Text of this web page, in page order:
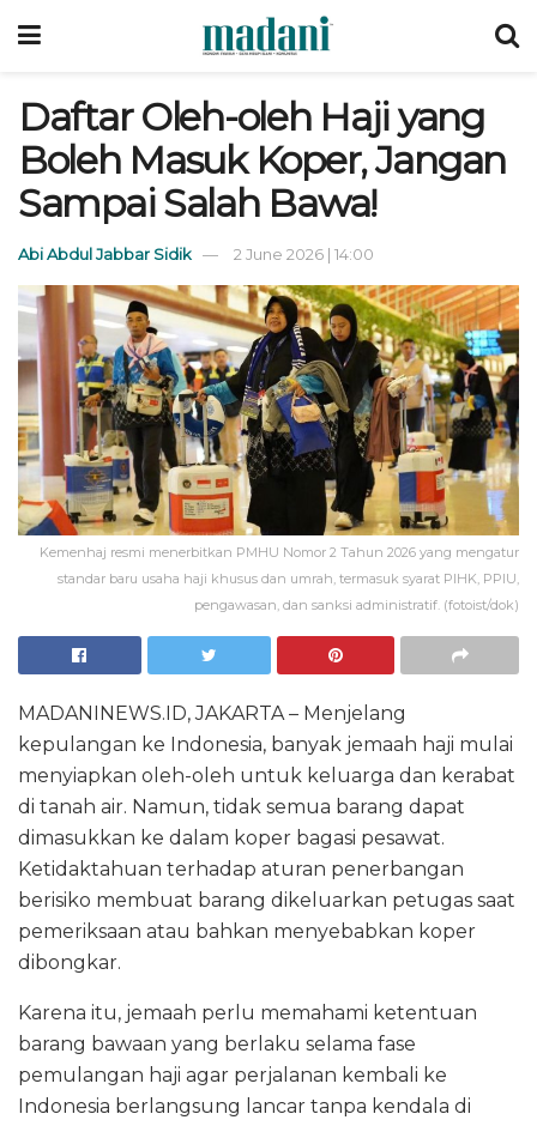
Daftar Oleh-oleh Haji yang
Boleh Masuk Koper, Jangan
Sampai Salah Bawa!
Abi Abdul Jabbar Sidik 2 June 2026 | 14:00
Kemenhaj resmi menerbitkan PMHU Nomor 2 Tahun 2026 yang mengatur
standar baru usaha haji khusus dan umrah, termasuk syarat PIHK, PPIU,
pengawasan, dan sanksi administratif. (fotoist/dok)
MADANINEWS.ID, JAKARTA – Menjelang
kepulangan ke Indonesia, banyak jemaah haji mulai
menyiapkan oleh-oleh untuk keluarga dan kerabat
di tanah air. Namun, tidak semua barang dapat
dimasukkan ke dalam koper bagasi pesawat.
Ketidaktahuan terhadap aturan penerbangan
berisiko membuat barang dikeluarkan petugas saat
pemeriksaan atau bahkan menyebabkan koper
dibongkar.
Karena itu, jemaah perlu memahami ketentuan
barang bawaan yang berlaku selama fase
pemulangan haji agar perjalanan kembali ke
Indonesia berlangsung lancar tanpa kendala di